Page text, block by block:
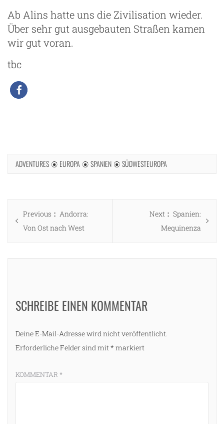
Ab Alins hatte uns die Zivilisation wieder.
Über sehr gut ausgebauten Straßen kamen
wir gut voran.
tbc
ADVENTURES EUROPA SPANIEN SÜDWESTEUROPA
Beitragsnavigation
Previous
Previous
post:
Andorra:
Von Ost nach West
Next
Next
post:
Spanien:
Mequinenza
SCHREIBE EINEN KOMMENTAR
Deine E-Mail-Adresse wird nicht veröffentlicht.
Erforderliche Felder sind mit * markiert
KOMMENTAR *